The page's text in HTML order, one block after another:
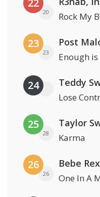
22
20 Rock My
23
23
Post
Enough
24 Teddy
Lose
25
28
Taylor
Karma
26
26
Bebe
One In A